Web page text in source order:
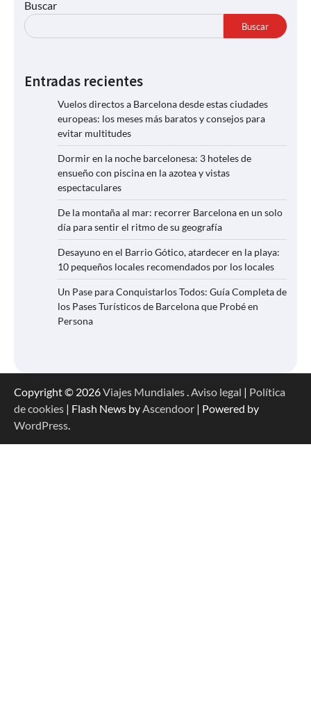
Buscar
Buscar
Entradas recientes
Vuelos directos a Barcelona desde estas ciudades
europeas: los meses más baratos y consejos para
evitar multitudes
Dormir en la noche barcelonesa: 3 hoteles de
ensueño con piscina en la azotea y vistas
espectaculares
De la montaña al mar: recorrer Barcelona en un solo
día para sentir el ritmo de su geografía
Desayuno en el Barrio Gótico, atardecer en la playa:
10 pequeños locales recomendados por los locales
Un Pase para Conquistarlos Todos: Guía Completa de
los Pases Turísticos de Barcelona que Probé en
Persona
Copyright © 2026Viajes Mundiales.Aviso legal | Política
de cookies | Flash News byAscendoor | Powered by
WordPress.